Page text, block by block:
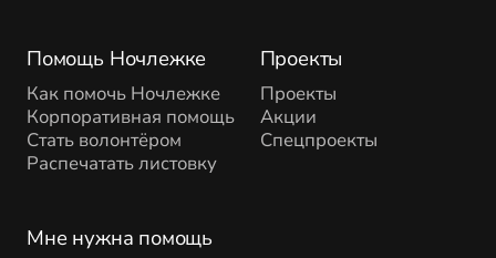
Помощь Ночлежке
Как помочь Ночлежке
Корпоративная помощь
Стать волонтёром
Распечатать листовку
Проекты
Проекты
Акции
Спецпроекты
Мне нужна помощь